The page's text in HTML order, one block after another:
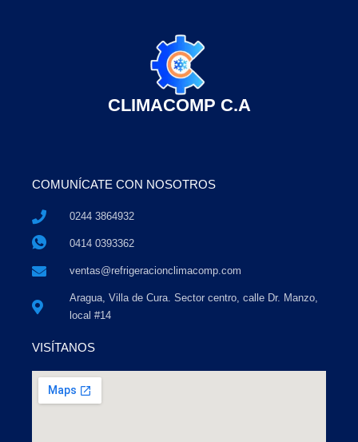
CLIMACOMP C.A
COMUNÍCATE CON NOSOTROS
0244 3864932
0414 0393362
ventas@refrigeracionclimacomp.com
Aragua, Villa de Cura. Sector centro, calle Dr. Manzo,
local #14
VISÍTANOS